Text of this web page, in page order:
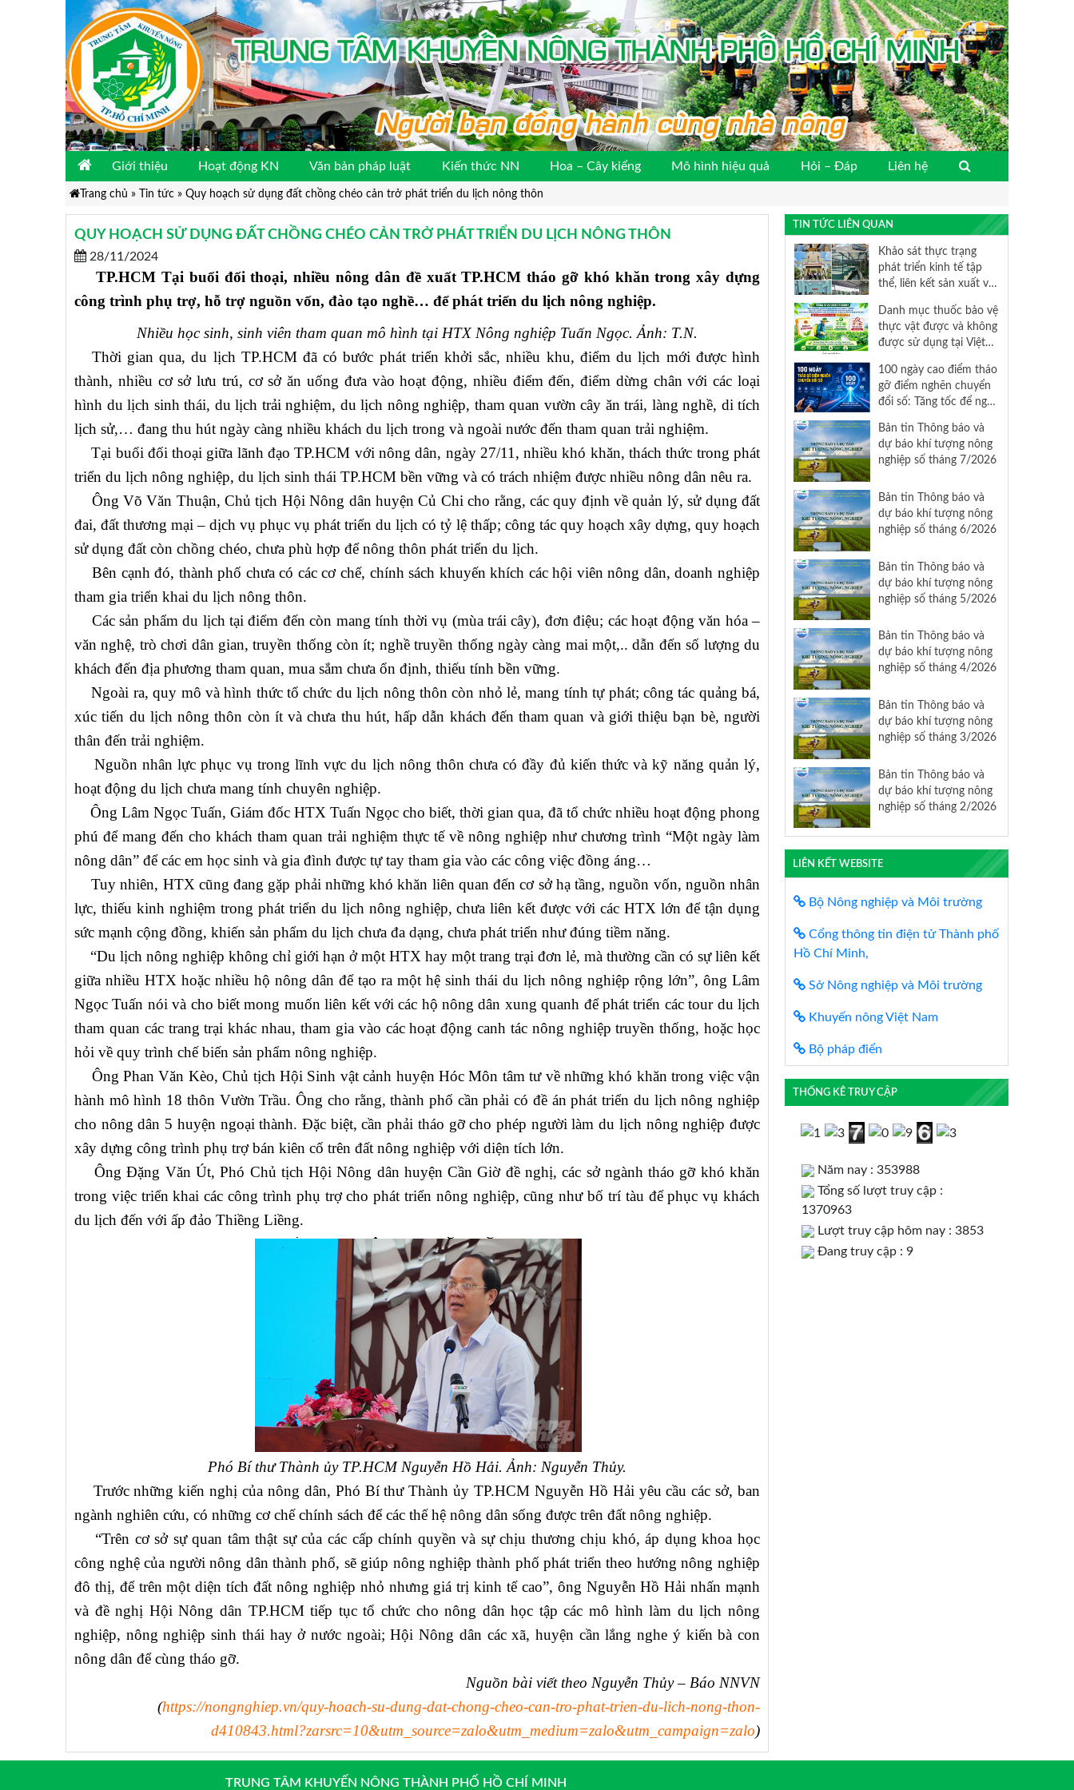
Giới thiệu Hoạt động KN Văn bản pháp luật Kiến thức NN Hoa – Cây kiểng Mô hình hiệu quả Hỏi – Đáp Liên hệ
Trang chủ » Tin tức» Quy hoạch sử dụng đất chồng chéo cản trở phát triển du lịch nông thôn
QUY HOẠCH SỬ DỤNG ĐẤT CHỒNG CHÉO CẢN TRỞ PHÁT TRIỂN DU LỊCH NÔNG THÔN
28/11/2024
TP.HCM Tại buổi đối thoại, nhiều nông dân đề xuất TP.HCM tháo gỡ khó khăn trong xây dựng
công trình phụ trợ, hỗ trợ nguồn vốn, đào tạo nghề… để phát triển du lịch nông nghiệp.
Nhiều học sinh, sinh viên tham quan mô hình tại HTX Nông nghiệp Tuấn Ngọc. Ảnh: T.N.
Thời gian qua, du lịch TP.HCM đã có bước phát triển khởi sắc, nhiều khu, điểm du lịch mới được hình
thành, nhiều cơ sở lưu trú, cơ sở ăn uống đưa vào hoạt động, nhiều điểm đến, điểm dừng chân với các loại
hình du lịch sinh thái, du lịch trải nghiệm, du lịch nông nghiệp, tham quan vườn cây ăn trái, làng nghề, di tích
lịch sử,… đang thu hút ngày càng nhiều khách du lịch trong và ngoài nước đến tham quan trải nghiệm.
Tại buổi đối thoại giữa lãnh đạo TP.HCM với nông dân, ngày 27/11, nhiều khó khăn, thách thức trong phát
triển du lịch nông nghiệp, du lịch sinh thái TP.HCM bền vững và có trách nhiệm được nhiều nông dân nêu ra.
Ông Võ Văn Thuận, Chủ tịch Hội Nông dân huyện Củ Chi cho rằng, các quy định về quản lý, sử dụng đất
đai, đất thương mại – dịch vụ phục vụ phát triển du lịch có tỷ lệ thấp; công tác quy hoạch xây dựng, quy hoạch
sử dụng đất còn chồng chéo, chưa phù hợp để nông thôn phát triển du lịch.
Bên cạnh đó, thành phố chưa có các cơ chế, chính sách khuyến khích các hội viên nông dân, doanh nghiệp
tham gia triển khai du lịch nông thôn.
Các sản phẩm du lịch tại điểm đến còn mang tính thời vụ (mùa trái cây), đơn điệu; các hoạt động văn hóa –
văn nghệ, trò chơi dân gian, truyền thống còn ít; nghề truyền thống ngày càng mai một,.. dẫn đến số lượng du
khách đến địa phương tham quan, mua sắm chưa ổn định, thiếu tính bền vững.
Ngoài ra, quy mô và hình thức tổ chức du lịch nông thôn còn nhỏ lẻ, mang tính tự phát; công tác quảng bá,
xúc tiến du lịch nông thôn còn ít và chưa thu hút, hấp dẫn khách đến tham quan và giới thiệu bạn bè, người
thân đến trải nghiệm.
Nguồn nhân lực phục vụ trong lĩnh vực du lịch nông thôn chưa có đầy đủ kiến thức và kỹ năng quản lý,
hoạt động du lịch chưa mang tính chuyên nghiệp.
Ông Lâm Ngọc Tuấn, Giám đốc HTX Tuấn Ngọc cho biết, thời gian qua, đã tổ chức nhiều hoạt động phong
phú để mang đến cho khách tham quan trải nghiệm thực tế về nông nghiệp như chương trình “Một ngày làm
nông dân” để các em học sinh và gia đình được tự tay tham gia vào các công việc đồng áng…
Tuy nhiên, HTX cũng đang gặp phải những khó khăn liên quan đến cơ sở hạ tầng, nguồn vốn, nguồn nhân
lực, thiếu kinh nghiệm trong phát triển du lịch nông nghiệp, chưa liên kết được với các HTX lớn để tận dụng
sức mạnh cộng đồng, khiến sản phẩm du lịch chưa đa dạng, chưa phát triển như đúng tiềm năng.
“Du lịch nông nghiệp không chỉ giới hạn ở một HTX hay một trang trại đơn lẻ, mà thường cần có sự liên kết
giữa nhiều HTX hoặc nhiều hộ nông dân để tạo ra một hệ sinh thái du lịch nông nghiệp rộng lớn”, ông Lâm
Ngọc Tuấn nói và cho biết mong muốn liên kết với các hộ nông dân xung quanh để phát triển các tour du lịch
tham quan các trang trại khác nhau, tham gia vào các hoạt động canh tác nông nghiệp truyền thống, hoặc học
hỏi về quy trình chế biến sản phẩm nông nghiệp.
Ông Phan Văn Kèo, Chủ tịch Hội Sinh vật cảnh huyện Hóc Môn tâm tư về những khó khăn trong việc vận
hành mô hình 18 thôn Vườn Trầu. Ông cho rằng, thành phố cần phải có đề án phát triển du lịch nông nghiệp
cho nông dân 5 huyện ngoại thành. Đặc biệt, cần phải tháo gỡ cho phép người làm du lịch nông nghiệp được
xây dựng công trình phụ trợ bán kiên cố trên đất nông nghiệp với diện tích lớn.
Ông Đặng Văn Út, Phó Chủ tịch Hội Nông dân huyện Cần Giờ đề nghị, các sở ngành tháo gỡ khó khăn
trong việc triển khai các công trình phụ trợ cho phát triển nông nghiệp, cũng như bố trí tàu để phục vụ khách
du lịch đến với ấp đảo Thiềng Liềng.
Phó Bí thư Thành ủy TP.HCM Nguyễn Hồ Hải. Ảnh: Nguyễn Thủy.
Trước những kiến nghị của nông dân, Phó Bí thư Thành ủy TP.HCM Nguyễn Hồ Hải yêu cầu các sở, ban
ngành nghiên cứu, có những cơ chế chính sách để các thế hệ nông dân sống được trên đất nông nghiệp.
“Trên cơ sở sự quan tâm thật sự của các cấp chính quyền và sự chịu thương chịu khó, áp dụng khoa học
công nghệ của người nông dân thành phố, sẽ giúp nông nghiệp thành phố phát triển theo hướng nông nghiệp
đô thị, để trên một diện tích đất nông nghiệp nhỏ nhưng giá trị kinh tế cao”, ông Nguyễn Hồ Hải nhấn mạnh
và đề nghị Hội Nông dân TP.HCM tiếp tục tổ chức cho nông dân học tập các mô hình làm du lịch nông
nghiệp, nông nghiệp sinh thái hay ở nước ngoài; Hội Nông dân các xã, huyện cần lắng nghe ý kiến bà con
nông dân để cùng tháo gỡ.
Nguồn bài viết theo Nguyễn Thủy – Báo NNVN
(https://nongnghiep.vn/quy-hoach-su-dung-dat-chong-cheo-can-tro-phat-trien-du-lich-nong-thon-
d410843.html?zarsrc=10&utm_source=zalo&utm_medium=zalo&utm_campaign=zalo)
TIN TỨC LIÊN QUAN
Khảo sát thực trạng
phát triển kinh tế tập
thể, liên kết sản xuất và
nghiệp trên địa bàn
Thành phố Hồ Chí Minh
Danh mục thuốc bảo vệ
thực vật được và không
được sử dụng tại Việt
100 ngày cao điểm tháo
gỡ điểm nghẽn chuyển
đổi số: Tăng tốc để nghị
sống
Bản tin Thông báo và
dự báo khí tượng nông
nghiệp số tháng 7/2026
Bản tin Thông báo và
dự báo khí tượng nông
nghiệp số tháng 6/2026
Bản tin Thông báo và
dự báo khí tượng nông
nghiệp số tháng 5/2026
Bản tin Thông báo và
dự báo khí tượng nông
nghiệp số tháng 4/2026
Bản tin Thông báo và
dự báo khí tượng nông
nghiệp số tháng 3/2026
Bản tin Thông báo và
dự báo khí tượng nông
nghiệp số tháng 2/2026
LIÊN KẾT WEBSITE
Bộ Nông nghiệp và Môi trường
Cổng thông tin điện tử Thành phố
Hồ Chí Minh,
Sở Nông nghiệp và Môi trường
Khuyến nông Việt Nam
Bộ pháp điển
THỐNG KÊ TRUY CẬP
Năm nay : 353988
Tổng số lượt truy cập :
1370963
Lượt truy cập hôm nay : 3853
Đang truy cập : 9
TRUNG TÂM KHUYẾN NÔNG THÀNH PHỐ HỒ CHÍ MINH